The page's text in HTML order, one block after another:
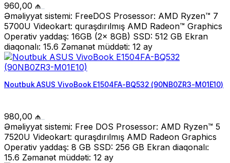
960,00 ₼
Əməliyyat sistemi: FreeDOS Prosessor: AMD Ryzen™ 7
5700U Videokart: quraşdırılmış AMD Radeon™ Graphics
Operativ yaddaş: 16GB (2x 8GB) SSD: 512 GB Ekran
diaqonalı: 15.6 Zəmanət müddəti: 12 ay
Noutbuk ASUS VivoBook E1504FA-BQ532 (90NB0ZR3-M01E10)
980,00 ₼
Əməliyyat sistemi: Free DOS Prosessor: AMD Ryzen™ 5
7520U Videokart: quraşdırılmış AMD Radeon Graphics
Operativ yaddaş: 8 GB SSD: 256 GB Ekran diaqonalı:
15.6 Zəmanət müddəti: 12 ay